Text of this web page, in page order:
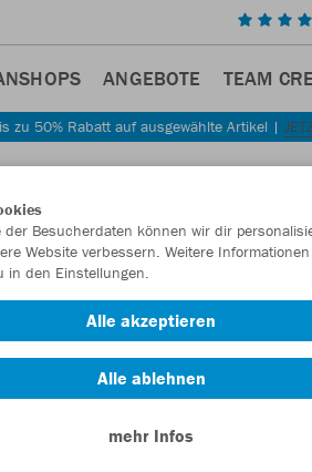
ANGEBOTE TEAM
zu 50% Rabatt auf ausgewählte Artikel |
der Besucherdaten können wir dir
Website verbessern. Weitere
in den Einstellungen.
Alle akzeptieren
Alle ablehnen
mehr Infos